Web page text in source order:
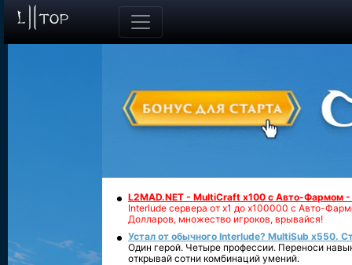
L2MAD.NET - MultiCraft x100 с Авто-Фармом
Interlude сервера от х1 до х100000 с Авто-
Долларов, множество игроков, врывайся!
Устал от обычного Interlude? MultiSub x550.
Один герой. Четыре профессии. Переноси
открывай сотни комбинаций умений.